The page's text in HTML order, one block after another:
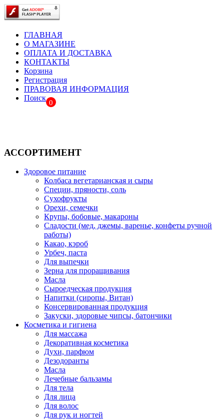
ГЛАВНАЯ
О МАГАЗИНЕ
ОПЛАТА И ДОСТАВКА
КОНТАКТЫ
Корзина
Регистрация
ПРАВОВАЯ ИНФОРМАЦИЯ
Поиск
0
АССОРТИМЕНТ
Здоровое питание
Колбаса вегетарианская и сыры
Специи, пряности, соль
Сухофрукты
Орехи, семечки
Крупы, бобовые, макароны
Сладости (мед, джемы, варенье, конфеты ручной
работы)
Какао, кэроб
Урбеч, паста
Для выпечки
Зерна для проращивания
Масла
Сыроедческая продукция
Напитки (сиропы, Витан)
Консервированная продукция
Закуски, здоровые чипсы, батончики
Косметика и гигиена
Для массажа
Декоративная косметика
Духи, парфюм
Дезодоранты
Масла
Лечебные бальзамы
Для тела
Для лица
Для волос
Для рук и ногтей